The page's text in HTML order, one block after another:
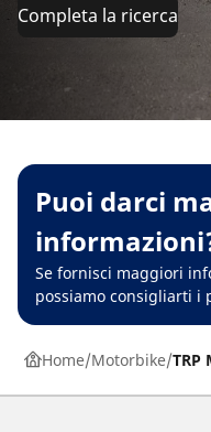
Completa la ricerca
Puoi darci
Se fornisci maggiori
possiamo consigliarti i
Home Motorbike TRP